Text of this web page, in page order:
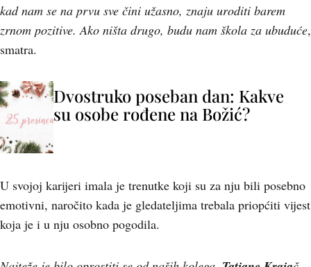
kad nam se na prvu sve čini užasno, znaju uroditi barem
zrnom pozitive. Ako ništa drugo, budu nam škola za ubuduće,
smatra.
Dvostruko poseban dan: Kakve
su osobe rođene na Božić?
U svojoj karijeri imala je trenutke koji su za nju bili posebno
emotivni, naročito kada je gledateljima trebala priopćiti vijest
koja je i u nju osobno pogodila.